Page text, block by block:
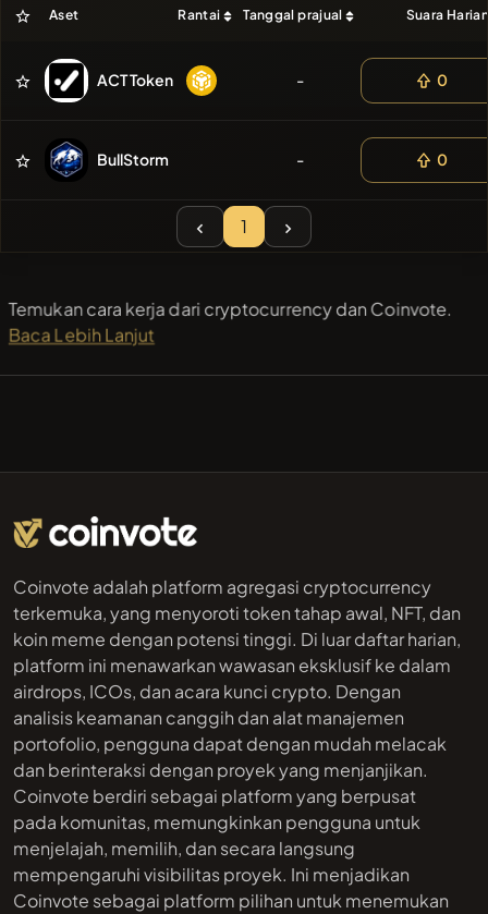
Aset Rantai Tanggal prajual Suara Harian
ACT Token - 0
BullStorm - 0
1
Temukan cara kerja dari cryptocurrency dan Coinvote.
Baca Lebih Lanjut
Coinvote adalah platform agregasi cryptocurrency
terkemuka, yang menyoroti token tahap awal, NFT, dan
koin meme dengan potensi tinggi. Di luar daftar harian,
platform ini menawarkan wawasan eksklusif ke dalam
airdrops, ICOs, dan acara kunci crypto. Dengan
analisis keamanan canggih dan alat manajemen
portofolio, pengguna dapat dengan mudah melacak
dan berinteraksi dengan proyek yang menjanjikan.
Coinvote berdiri sebagai platform yang berpusat
pada komunitas, memungkinkan pengguna untuk
menjelajah, memilih, dan secara langsung
mempengaruhi visibilitas proyek. Ini menjadikan
Coinvote sebagai platform pilihan untuk menemukan